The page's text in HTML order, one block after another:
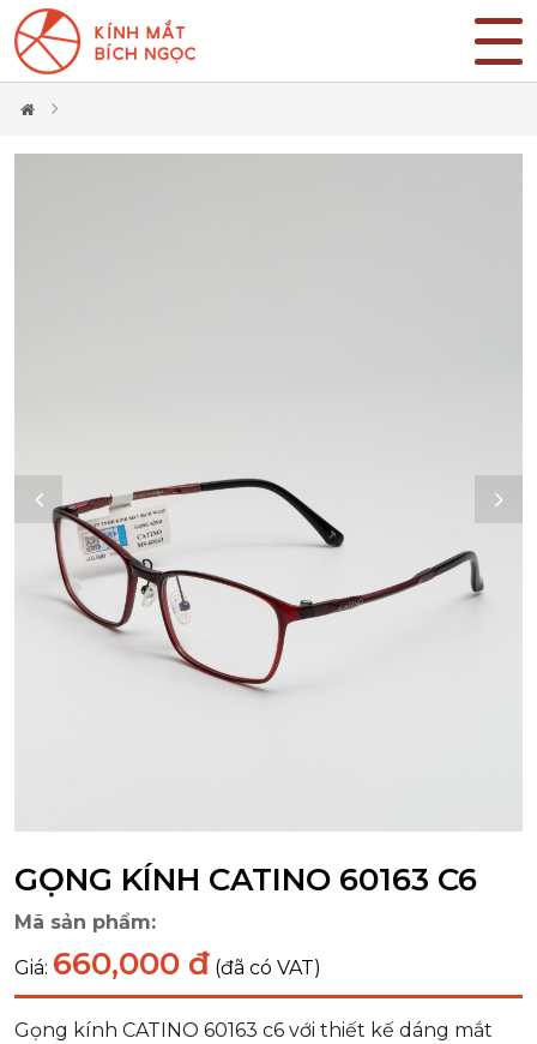
GỌNG KÍNH CATINO 60163 C6
Mã sản phẩm:
Giá: 660,000 đ (đã có VAT)
Gọng kính CATINO 60163 c6 với thiết kế dáng mắt